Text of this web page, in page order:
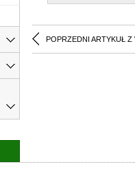
POPRZEDNI ARTYKUŁ Z